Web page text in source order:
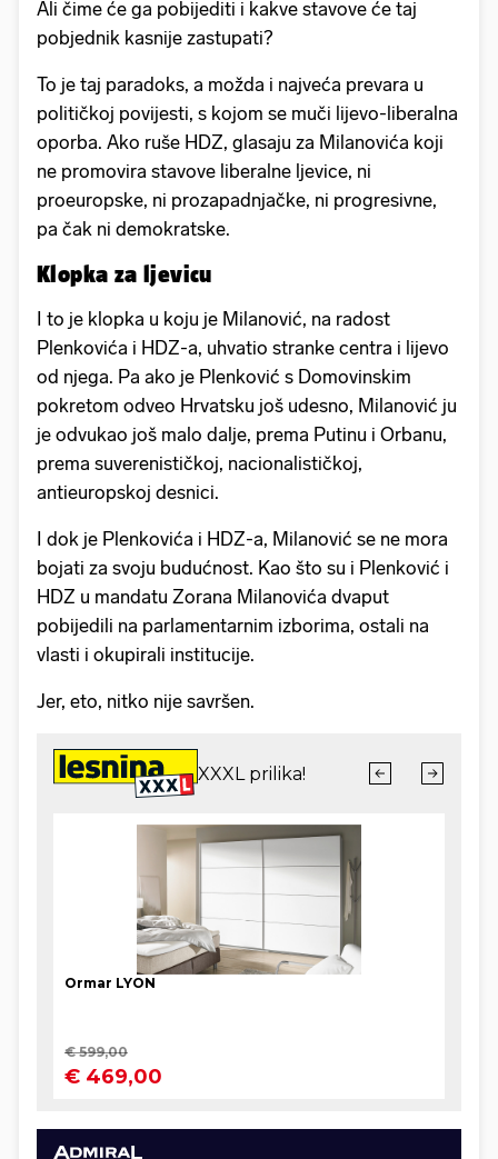
Ali čime će ga pobijediti i kakve stavove će taj
pobjednik kasnije zastupati?
To je taj paradoks, a možda i najveća prevara u
političkoj povijesti, s kojom se muči lijevo-liberalna
oporba. Ako ruše HDZ, glasaju za Milanovića koji
ne promovira stavove liberalne ljevice, ni
proeuropske, ni prozapadnjačke, ni progresivne,
pa čak ni demokratske.
Klopka za ljevicu
I to je klopka u koju je Milanović, na radost
Plenkovića i HDZ-a, uhvatio stranke centra i lijevo
od njega. Pa ako je Plenković s Domovinskim
pokretom odveo Hrvatsku još udesno, Milanović ju
je odvukao još malo dalje, prema Putinu i Orbanu,
prema suverenističkoj, nacionalističkoj,
antieuropskoj desnici.
I dok je Plenkovića i HDZ-a, Milanović se ne mora
bojati za svoju budućnost. Kao što su i Plenković i
HDZ u mandatu Zorana Milanovića dvaput
pobijedili na parlamentarnim izborima, ostali na
vlasti i okupirali institucije.
Jer, eto, nitko nije savršen.